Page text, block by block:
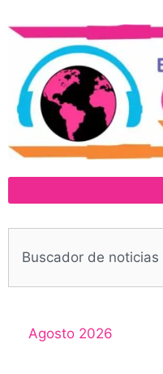
Agosto 2026